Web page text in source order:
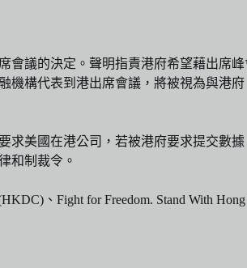
議的決定。聲明指責港府希望藉出席
構代表到港出席會議，將被視為與港府
美國在港公司，若被港府要求提交數
和制裁令。
、Fight for Freedom. Stand With